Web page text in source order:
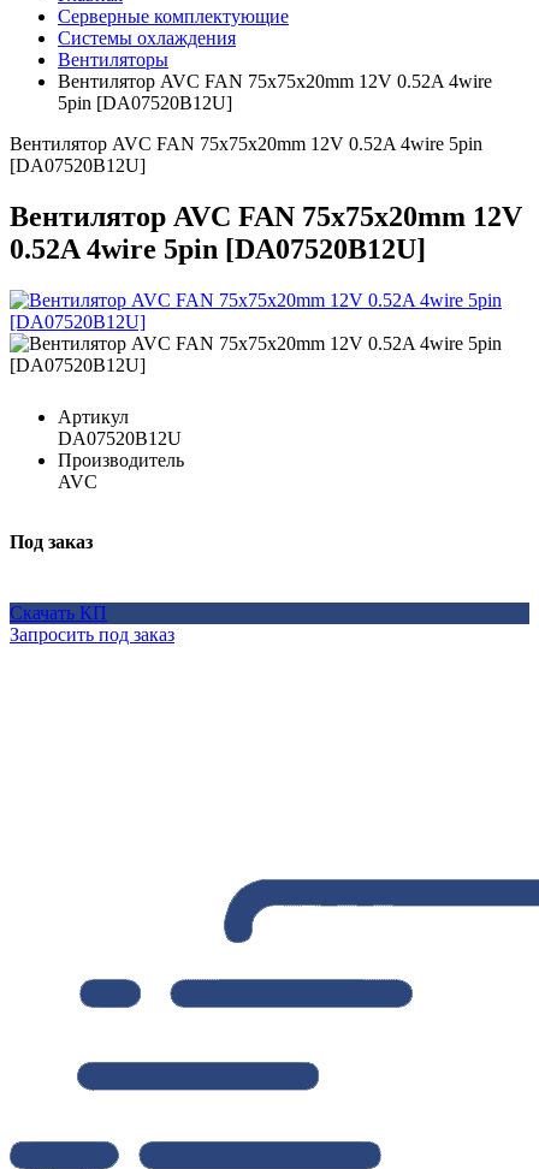
Серверные комплектующие
Системы охлаждения
Вентиляторы
Вентилятор AVC FAN 75x75x20mm 12V 0.52A 4wire
5pin [DA07520B12U]
Вентилятор AVC FAN 75x75x20mm 12V 0.52A 4wire 5pin
[DA07520B12U]
Вентилятор AVC FAN 75x75x20mm 12V
0.52A 4wire 5pin [DA07520B12U]
Артикул
DA07520B12U
Производитель
AVC
Под заказ
Скачать КП
Запросить под заказ